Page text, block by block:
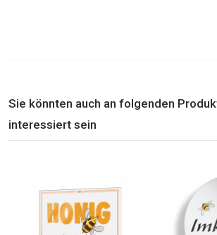
Sie könnten auch an folgenden
interessiert sein